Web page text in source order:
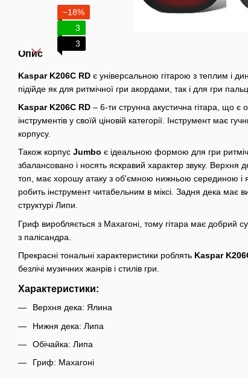
−18%
3
3
Опис
Kaspar K206C RD є універсальною гітарою з теплим і
підійде як для ритмічної гри акордами, так і для гри
Kaspar K206C RD – 6-ти струнна акустична гітара, що є
інструментів у своїй ціновій категорії. Інструмент має
корпусу.
Також корпус Jumbo є ідеальною формою для гри
збалансовано і носять яскравий характер звуку. Верхня
топ, має хорошу атаку з об'ємною нижньою серединою і
робить інструмент читабельним в міксі. Задня дека має
структурі Липи.
Гриф виробляється з Махагоні, тому гітара має добрий
з палісандра.
Прекрасні тональні характеристики роблять Kaspar
безлічі музичних жанрів і стилів гри.
Характеристики:
Верхня дека: Ялина
Нижня дека: Липа
Обічайка: Липа
Гриф: Махагоні